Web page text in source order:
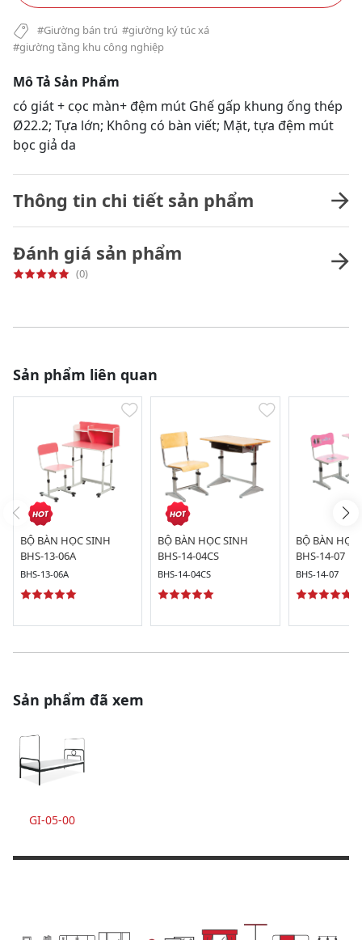
#Giường bán trú #giường ký túc xá
#giường tầng khu công nghiệp
Mô Tả Sản Phẩm
có giát + cọc màn+ đệm mút Ghế gấp khung ống thép
Ø22.2; Tựa lớn; Không có bàn viết; Mặt, tựa đệm mút
bọc giả da
Thông tin chi tiết sản phẩm
Đánh giá sản phẩm
(0)
Sản phẩm liên quan
BỘ BÀN HỌC SINH
BHS-13-06A
BHS-13-06A
BỘ BÀN HỌC SINH
BHS-14-04CS
BHS-14-04CS
BỘ BÀN
BHS-14-07
BHS-14-07
Sản phẩm đã xem
GI-05-00